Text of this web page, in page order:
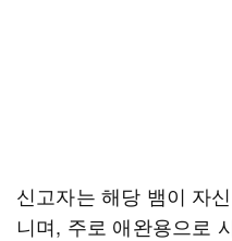
신고자는 해당 뱀이 자
니며, 주로 애완용으로